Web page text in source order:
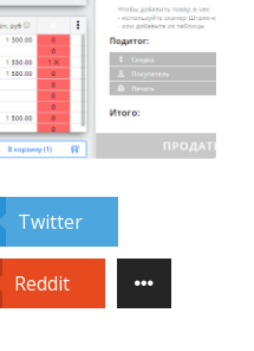
Twitter
Reddit